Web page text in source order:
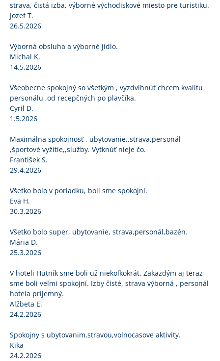
strava, čistá izba, výborné východiskové miesto pre turistiku.
Jozef T.
26.5.2026
Výborná obsluha a výborné jídlo.
Michal K.
14.5.2026
Všeobecne spokojný so všetkým , vyzdvihnúť chcem kvalitu
personálu ,od recepčných po plavčíka.
Cyril D.
1.5.2026
Maximálna spokojnosť , ubytovanie,,strava,personál
,športové vyžitie,,služby. Vytknúť nieje čo.
František S.
29.4.2026
Všetko bolo v poriadku, boli sme spokojní.
Eva H.
30.3.2026
Všetko bolo super, ubytovanie, strava,personál,bazén.
Mária D.
25.3.2026
V hoteli Hutník sme boli už niekoľkokrát. Zakazdým aj teraz
sme boli veľmi spokojní. Izby čisté, strava výborná , personál
hotela príjemný.
Alžbeta E.
24.2.2026
Spokojny s ubytovanim,stravou,volnocasove aktivity.
Kika
24.2.2026